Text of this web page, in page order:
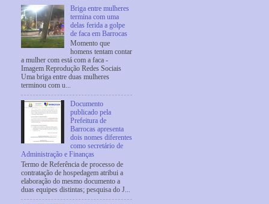
Briga entre mulheres
termina com uma
delas ferida a golpe
de faca em Barrocas
Momento que
homens tentam contar
a mulher com está com a faca -
Imagem Reprodução Redes Sociais
Uma briga entre duas mulheres
terminou com u...
Documento
publicado pela
Prefeitura de
Barrocas apresenta
dois nomes diferentes
como secretário de
Administração e Finanças
Termo de Referência de processo de
contratação de hospedagem atribui a
elaboração do mesmo documento a
duas equipes distintas; pesquisa do J...